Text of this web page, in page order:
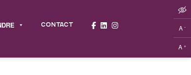
CONTACT A -
A +